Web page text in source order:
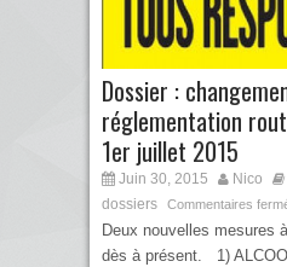
Dossier :
réglementation
1er juillet 2015
Juin 30, 2015 Nico
dossiers
Commentaires
Deux nouvelles mesures
dès à présent. 1)